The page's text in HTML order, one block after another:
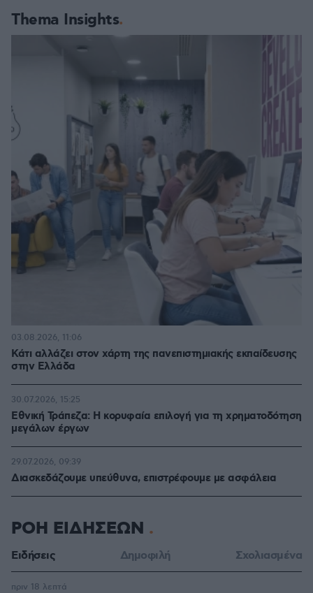
Thema Insights
Κάτι αλλάζει στον χάρτη της πανεπιστημιακής εκπαίδευσης
στην Ελλάδα
03.08.2026, 11:06
Εθνική Τράπεζα: Η κορυφαία επιλογή για τη χρηματοδότηση
μεγάλων έργων
30.07.2026, 15:25
Διασκεδάζουμε υπεύθυνα, επιστρέφουμε με ασφάλεια
29.07.2026, 09:39
ΡΟΗ ΕΙΔΗΣΕΩΝ
Ειδήσεις Δημοφιλή Σχολιασμένα
πριν 18 λεπτά